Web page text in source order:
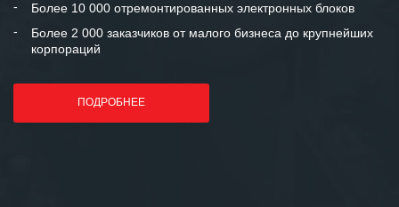
Более 10 000 отремонтированных электронных блоков
Более 2 000 заказчиков от малого бизнеса до крупнейших
корпораций
ПОДРОБНЕЕ